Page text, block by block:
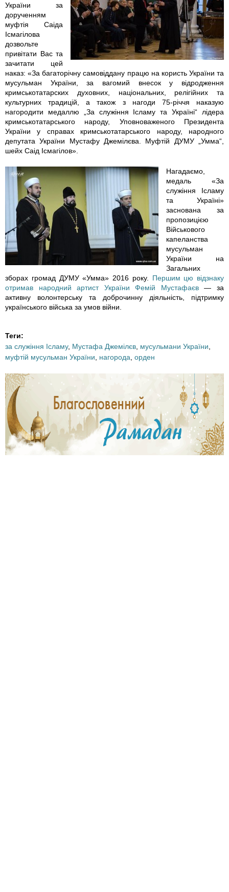
8
7
4
2
2
0
5
4
7
_
8
5
8
6
5
0
9
1
5
_
0
6
-
5
0
0
.
p
1
4
_
1
7
-
4
5
0
.
p
України за
дорученням
муфтія Саіда
Ісмагілова
дозвольте
привітати Вас та
зачитати цей
наказ: «За багаторічну самовіддану працю на користь України та
мусульман України, за вагомий внесок у відродження
кримськотатарских духовних, національних, релігійних та
культурних традицій, а також з нагоди 75-річчя наказую
нагородити медаллю „За служіння Ісламу та Україні“ лідера
кримськотатарського народу, Уповноваженого Президента
України у справах кримськотатарського народу, народного
депутата України Мустафу Джемілєва. Муфтій ДУМУ „Умма“,
шейх Саід Ісмагілов».
Нагадаємо,
медаль «За
служіння Ісламу
та Україні»
заснована за
пропозицією
Військового
капеланства
мусульман
України на
Загальних
зборах громад ДУМУ «Умма» 2016 року. Першим цю відзнаку
отримав народний артист України Фемій Мустафаєв— за
активну волонтерську та доброчинну діяльність, підтримку
українського війська за умов війни.
Теги:
за служіння Ісламу, Мустафа Джемілєв мусульмани України
муфтій мусульман України
нагорода орден